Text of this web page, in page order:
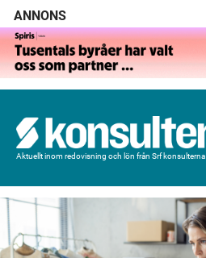
ANNONS
Aktuellt inom redovisning och lön från Srf konsulterna